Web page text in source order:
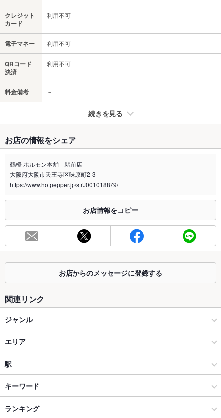
クレジット
カード
利用不可
電子マネー 利用不可
QRコード
決済
利用不可
料金備考 －
続きを見る
禁煙・喫煙 全席喫煙可
※2020年4月1日～受動喫煙対策に関する法律が施行されています。正しい情報はお店へお問い
合わせください。
お席
50席(1Ｆテーブル14席／2Ｆ掘ごたつ18席／3Ｆ掘ごたつ18席)
最大宴会収
18人(フロア貸切ＯＫ)
掘りごたつ
カウンター
ソファー
設備
Wi-Fi
お店の情報をシェア
鶴橋 ホルモン本舗 駅前店
大阪府大阪市天王寺区味原町2-3
https://www.hotpepper.jp/strJ001018879/
お店情報をコピー
お店からのメッセージに登録する
関連リンク
ジャンル
焼肉・ホルモン
焼肉
上本町・鶴橋 × 焼肉・ホルモン
上本町・鶴橋 × 焼肉
エリア
鶴橋
鶴橋 × 焼肉・ホルモン
鶴橋 × 焼肉
駅
鶴橋駅
キーワード
エビ料理 冷麺
ランキング